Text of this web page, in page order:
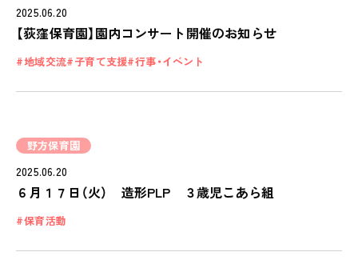
RECRUIT
ピノキオチャンネル
2025.06.20
【荻窪保育園】園内コンサート開催のお知らせ
地域交流 子育て支援 行事・イベント
野方保育園
2025.06.20
６月１７日（火） 造形PLP ３歳児こあら組
保育活動